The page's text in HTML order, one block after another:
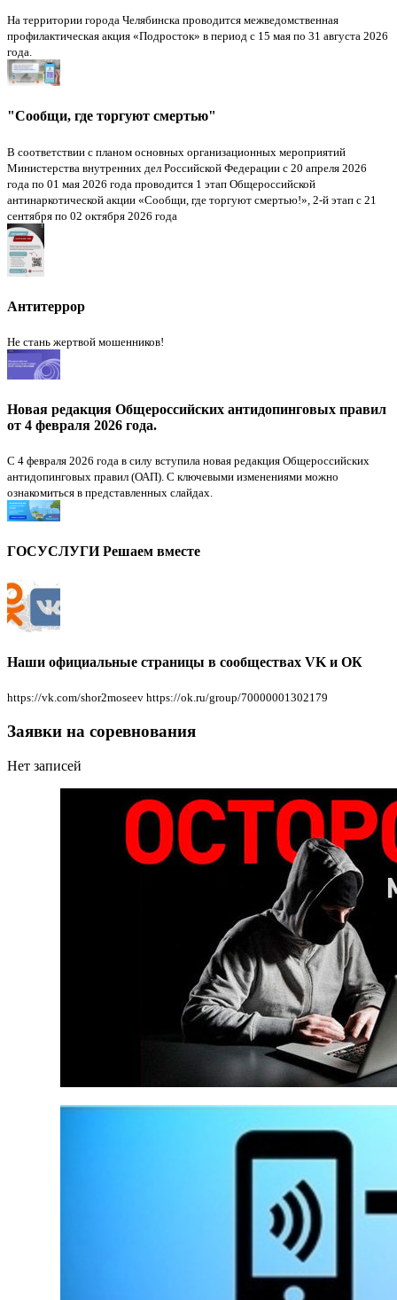
На территории города Челябинска проводится межведомственная
профилактическая акция «Подросток» в период с 15 мая по 31 августа 2026
года.
"Сообщи, где торгуют смертью"
В соответствии с планом основных организационных мероприятий
Министерства внутренних дел Российской Федерации с 20 апреля 2026
года по 01 мая 2026 года проводится 1 этап Общероссийской
антинаркотической акции «Сообщи, где торгуют смертью!», 2-й этап с 21
сентября по 02 октября 2026 года
Антитеррор
Не стань жертвой мошенников!
Новая редакция Общероссийских антидопинговых правил
от 4 февраля 2026 года.
С 4 февраля 2026 года в силу вступила новая редакция Общероссийских
антидопинговых правил (ОАП). С ключевыми изменениями можно
ознакомиться в представленных слайдах.
ГОСУСЛУГИ Решаем вместе
Наши официальные страницы в сообществах VK и ОК
https://vk.com/shor2moseev https://ok.ru/group/70000001302179
Заявки на соревнования
Нет записей